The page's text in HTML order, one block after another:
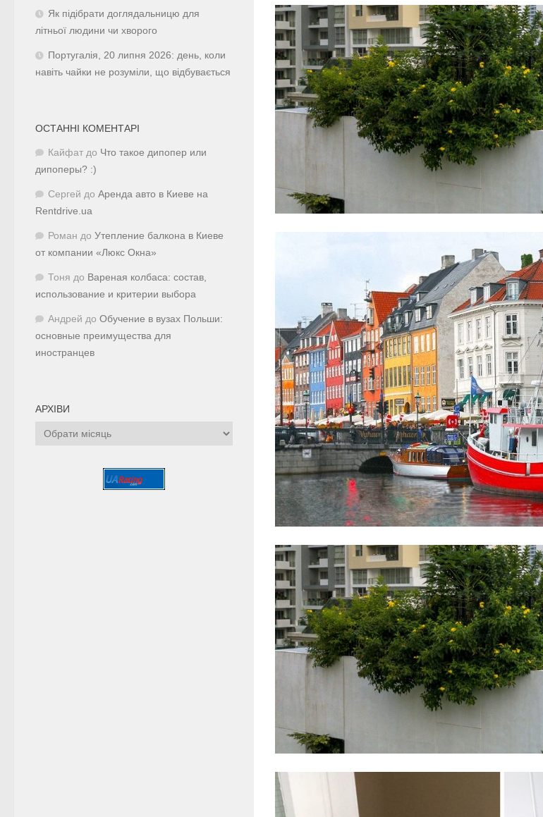
Як підібрати доглядальницю для
літньої людини чи хворого
Португалія, 20 липня 2026: день, коли
навіть чайки не розуміли, що відбувається
ОСТАННІ КОМЕНТАРІ
Кайфат до Что такое дипопер или
дипоперы? :)
Сергей до Аренда авто в Киеве на
Rentdrive.ua
Роман до Утепление балкона в Киеве
от компании «Люкс Окна»
Тоня до Вареная колбаса: состав,
использование и критерии выбора
Андрей до Обучение в вузах Польши:
основные преимущества для
иностранцев
АРХІВИ
Архіви